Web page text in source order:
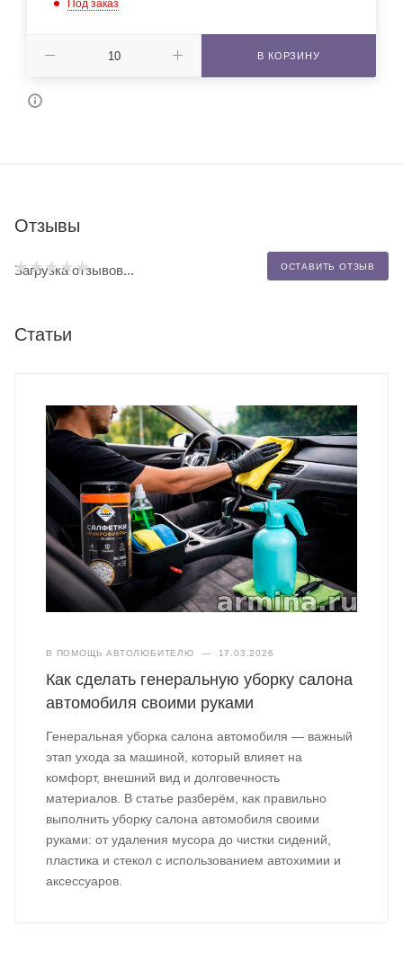
Под заказ
В КОРЗИНУ
Отзывы
ОСТАВИТЬ ОТЗЫВ
Загрузка отзывов...
Статьи
В ПОМОЩЬ АВТОЛЮБИТЕЛЮ — 17.03.2026
Как сделать генеральную уборку салона
автомобиля своими руками
Генеральная уборка салона автомобиля — важный
этап ухода за машиной, который влияет на
комфорт, внешний вид и долговечность
материалов. В статье разберём, как правильно
выполнить уборку салона автомобиля своими
руками: от удаления мусора до чистки сидений,
пластика и стекол с использованием автохимии и
аксессуаров.